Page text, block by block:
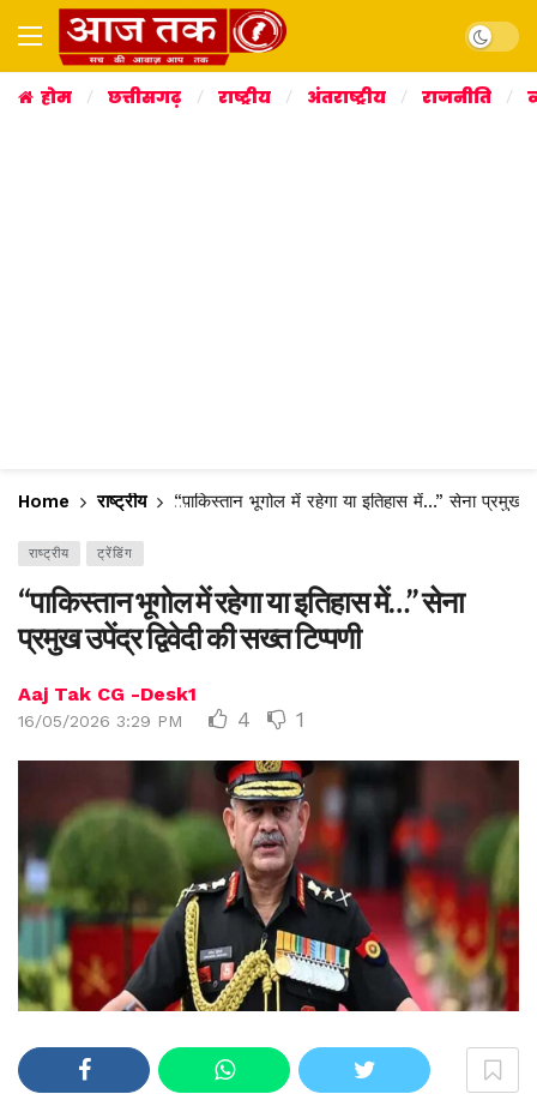
Dark
होम छत्तीसगढ़ राष्ट्रीय अंतराष्ट्रीय राजनीति
Home राष्ट्रीय “पाकिस्तान भूगोल में रहेगा या इतिहास में…” सेना प्रमुख
राष्ट्रीय ट्रेंडिंग
“पाकिस्तान भूगोल में रहेगा या इतिहास में…” सेना
प्रमुख उपेंद्र द्विवेदी की सख्त टिप्पणी
Aaj Tak CG -Desk1
16/05/2026 3:29 PM 4 1